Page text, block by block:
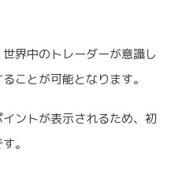
界中のトレーダーが意識し
ことが可能となります。
ントが表示されるため、初
。